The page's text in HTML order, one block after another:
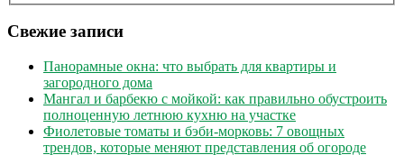
Свежие записи
Панорамные окна: что выбрать для квартиры и
загородного дома
Мангал и барбекю с мойкой: как правильно обустроить
полноценную летнюю кухню на участке
Фиолетовые томаты и бэби-морковь: 7 овощных
трендов, которые меняют представления об огороде